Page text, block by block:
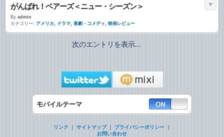
がんばれ！ベアーズ＜ニュー・シーズン＞
By admin
カテゴリー: アメリカ, ドラマ, 喜劇・コメディ, 映画レビュー
次のエントリを表示...
モバイルテーマ
リンク ｜ サイトマップ｜ プライバシーポリシー｜
お問い合わせ